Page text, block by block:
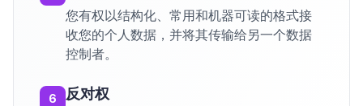
您有权以结构化、常用和机器可读的格式接
收您的个人数据，并将其传输给另一个数据
控制者。
6 反对权